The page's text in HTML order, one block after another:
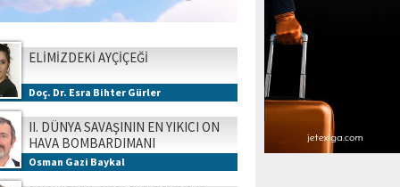
ELİMİZDEKİ AYÇİÇEĞİ
Doç. Dr. Esra Bihter Gürler
II. DÜNYA SAVAŞININ EN YIKICI ON
HAVA BOMBARDIMANI
Osman Gazi Baykal